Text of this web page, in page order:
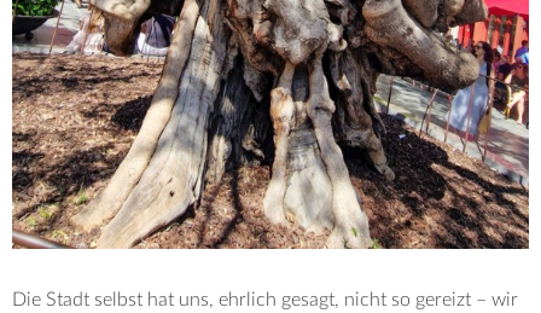
Die Stadt selbst hat uns, ehrlich gesagt, nicht so gereizt – wir